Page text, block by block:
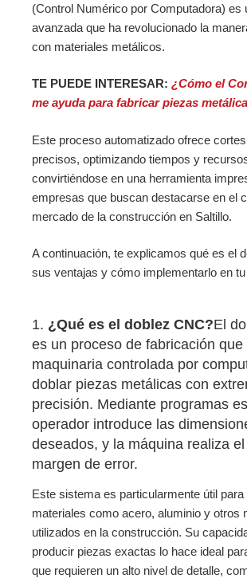
(Control Numérico por Computadora) es
avanzada que ha revolucionado la
con materiales metálicos.
TE PUEDE INTERESAR: ¿Cómo el
me ayuda para fabricar piezas
Este proceso automatizado ofrece
precisos, optimizando tiempos y
convirtiéndose en una herramienta
empresas que buscan destacarse en el
mercado de la construcción en Saltillo.
A continuación, te explicamos qué es el
sus ventajas y cómo implementarlo en
1. ¿Qué es el doblez CNC?El
es un proceso de fabricación que
maquinaria controlada por
doblar piezas metálicas con
precisión. Mediante programas
operador introduce las
deseados, y la máquina realiza
margen de error.
Este sistema es particularmente útil
materiales como acero, aluminio y otros
utilizados en la construcción. Su
producir piezas exactas lo hace ideal
que requieren un alto nivel de detalle,